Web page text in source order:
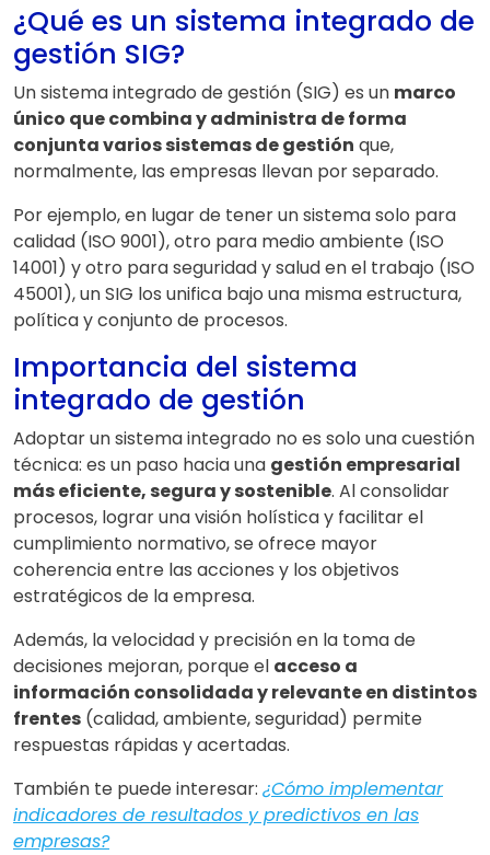
¿Qué es un sistema integrado de
gestión SIG?
Un sistema integrado de gestión (SIG) es un marco
único que combina y administra de forma
conjunta varios sistemas de gestión que,
normalmente, las empresas llevan por separado.
Por ejemplo, en lugar de tener un sistema solo para
calidad (ISO 9001), otro para medio ambiente (ISO
14001) y otro para seguridad y salud en el trabajo (ISO
45001), un SIG los unifica bajo una misma estructura,
política y conjunto de procesos.
Importancia del sistema
integrado de gestión
Adoptar un sistema integrado no es solo una cuestión
técnica: es un paso hacia una gestión empresarial
más eficiente, segura y sostenible. Al consolidar
procesos, lograr una visión holística y facilitar el
cumplimiento normativo, se ofrece mayor
coherencia entre las acciones y los objetivos
estratégicos de la empresa.
Además, la velocidad y precisión en la toma de
decisiones mejoran, porque el acceso a
información consolidada y relevante en distintos
frentes (calidad, ambiente, seguridad) permite
respuestas rápidas y acertadas.
También te puede interesar: ¿Cómo implementar
indicadores de resultados y predictivos en las
empresas?